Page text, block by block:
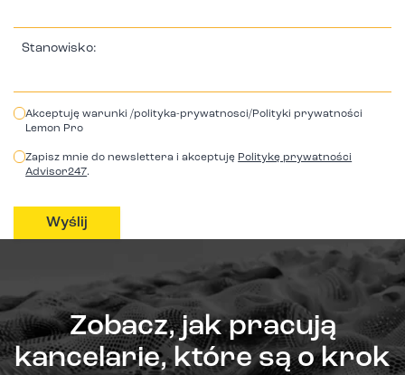
Stanowisko:
Akceptuję warunki /polityka-prywatnosci/Polityki prywatności
Lemon Pro
Zapisz mnie do newslettera i akceptuję Politykę prywatności
Advisor247.
Zobacz, jak pracują
kancelarie, które są o krok